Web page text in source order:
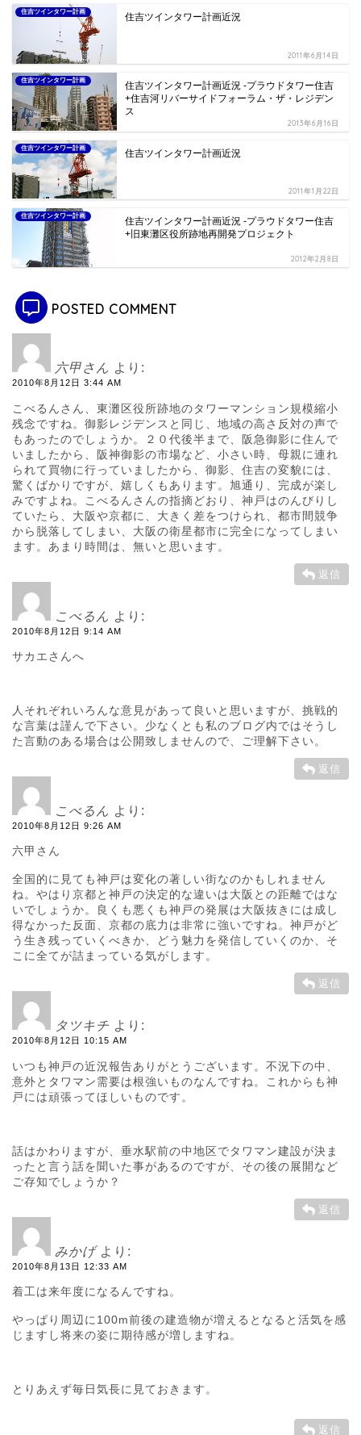
住吉ツインタワー計画 住吉ツインタワー計画近況
2011年6月14日
住吉ツインタワー計画
住吉ツインタワー計画近況 -プラウドタワー住吉
+住吉河リバーサイドフォーラム・ザ・レジデン
ス
2013年6月16日
住吉ツインタワー計画 住吉ツインタワー計画近況
2011年1月22日
住吉ツインタワー計画
住吉ツインタワー計画近況 -プラウドタワー住吉
+旧東灘区役所跡地再開発プロジェクト
2012年2月8日
POSTED COMMENT
六甲さん より:
2010年8月12日 3:44 AM
こべるんさん、東灘区役所跡地のタワーマンション規模縮小
残念ですね。御影レジデンスと同じ、地域の高さ反対の声で
もあったのでしょうか。２０代後半まで、阪急御影に住んで
いましたから、阪神御影の市場など、小さい時、母親に連れ
られて買物に行っていましたから、御影、住吉の変貌には、
驚くばかりですが、嬉しくもあります。旭通り、完成が楽し
みですよね。こべるんさんの指摘どおり、神戸はのんびりし
ていたら、大阪や京都に、大きく差をつけられ、都市間競争
から脱落してしまい、大阪の衛星都市に完全になってしまい
ます。あまり時間は、無いと思います。
返信
こべるん より:
2010年8月12日 9:14 AM
サカエさんへ
人それぞれいろんな意見があって良いと思いますが、挑戦的
な言葉は謹んで下さい。少なくとも私のブログ内ではそうし
た言動のある場合は公開致しませんので、ご理解下さい。
返信
こべるん より:
2010年8月12日 9:26 AM
六甲さん
全国的に見ても神戸は変化の著しい街なのかもしれません
ね。やはり京都と神戸の決定的な違いは大阪との距離ではな
いでしょうか。良くも悪くも神戸の発展は大阪抜きには成し
得なかった反面、京都の底力は非常に強いですね。神戸がど
う生き残っていくべきか、どう魅力を発信していくのか、そ
こに全てが詰まっている気がします。
返信
タツキチ より:
2010年8月12日 10:15 AM
いつも神戸の近況報告ありがとうございます。不況下の中、
意外とタワマン需要は根強いものなんですね。これからも神
戸には頑張ってほしいものです。
話はかわりますが、垂水駅前の中地区でタワマン建設が決ま
ったと言う話を聞いた事があるのですが、その後の展開など
ご存知でしょうか？
返信
みかげ より:
2010年8月13日 12:33 AM
着工は来年度になるんですね。
やっぱり周辺に100m前後の建造物が増えるとなると活気を感
じますし将来の姿に期待感が増しますね。
とりあえず毎日気長に見ておきます。
返信